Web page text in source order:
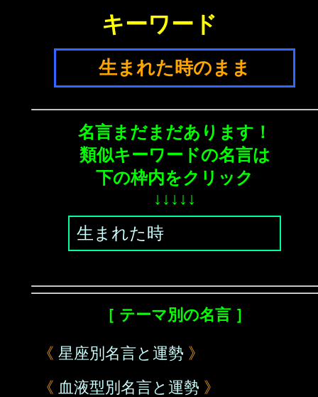
キーワード
生まれた時のまま
名言まだまだあります！
類似キーワードの名言は
下の枠内をクリック
↓↓↓↓↓
生まれた時
［ テーマ別の名言 ］
《 星座別名言と運勢 》
《 血液型別名言と運勢 》